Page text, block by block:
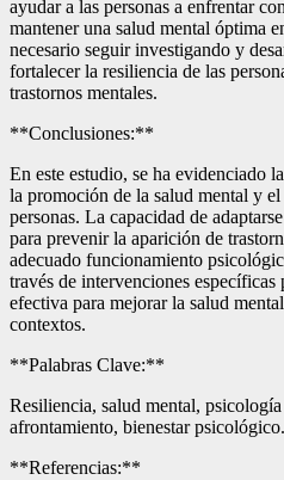
ayudar a las personas a enfrentar
mantener una salud mental óptima
necesario seguir investigando y
fortalecer la resiliencia de las
trastornos mentales.
**Conclusiones:**
En este estudio, se ha evidenciado
la promoción de la salud mental y
personas. La capacidad de
para prevenir la aparición de
adecuado funcionamiento
través de intervenciones específicas
efectiva para mejorar la salud
contextos.
**Palabras Clave:**
Resiliencia, salud mental,
afrontamiento, bienestar psicológico.
**Referencias:**